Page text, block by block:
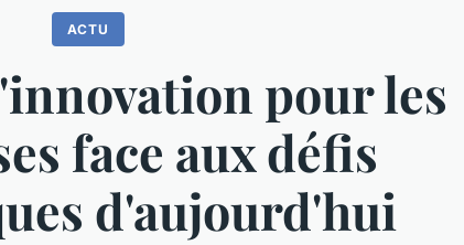
ACTU
pour les
face aux défis
d'aujourd'hui